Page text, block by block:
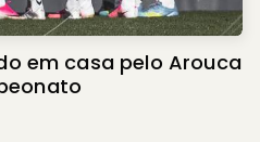
em casa pelo Arouca